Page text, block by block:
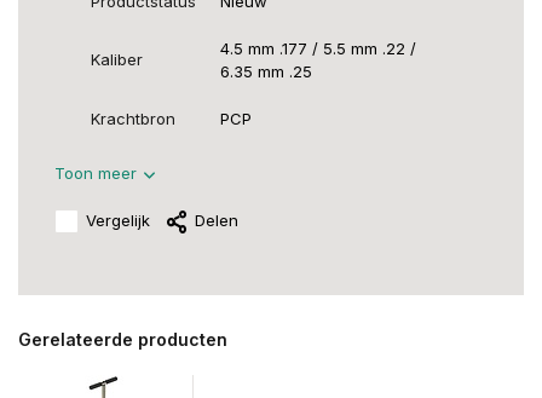
Kaliber
4.5 mm .177 / 5.5 mm .22 /
6.35 mm .25
Krachtbron PCP
Toon meer
Vergelijk Delen
Gerelateerde producten